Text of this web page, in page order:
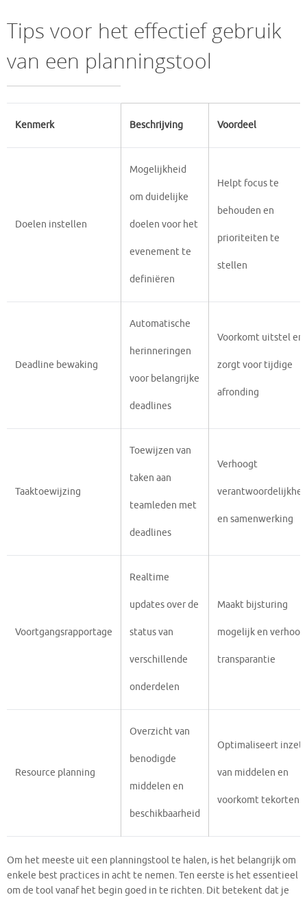
Tips voor het effectief gebruik
van een planningstool
Kenmerk Beschrijving Voordeel
Doelen instellen
Mogelijkheid
om duidelijke
doelen voor het
evenement te
definiëren
Helpt focus te
behouden en
prioriteiten te
stellen
Deadline bewaking
Automatische
herinneringen
voor belangrijke
deadlines
Voorkomt uitstel en
zorgt voor tijdige
afronding
Taaktoewijzing
Toewijzen van
taken aan
teamleden met
deadlines
Verhoogt
en samenwerking
Voortgangsrapportage
Realtime
updates over de
status van
verschillende
onderdelen
Maakt bijsturing
mogelijk en
transparantie
Resource planning
Overzicht van
benodigde
middelen en
beschikbaarheid
Optimaliseert inzet
van middelen en
voorkomt tekorten
Om het meeste uit een planningstool te halen, is het belangrijk om
enkele best practices in acht te nemen. Ten eerste is het essentieel
om de tool vanaf het begin goed in te richten. Dit betekent dat je